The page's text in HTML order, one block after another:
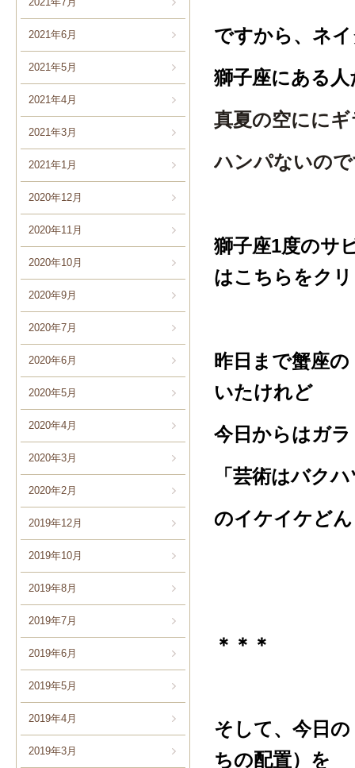
2021年6月
2021年5月
2021年4月
2021年3月
2021年1月
2020年12月
2020年11月
2020年10月
2020年9月
2020年7月
2020年6月
2020年5月
2020年4月
2020年3月
2020年2月
2019年12月
2019年10月
2019年8月
2019年7月
2019年6月
2019年5月
2019年4月
2019年3月
ですから、ネ
獅子座にある
真夏の空にに
ハンパないの
獅子座1度のサ
はこちらをク
昨日まで蟹座
いたけれど
今日からはガ
「芸術はバク
のイケイケど
＊＊＊
そして、今日
ちの配置）を